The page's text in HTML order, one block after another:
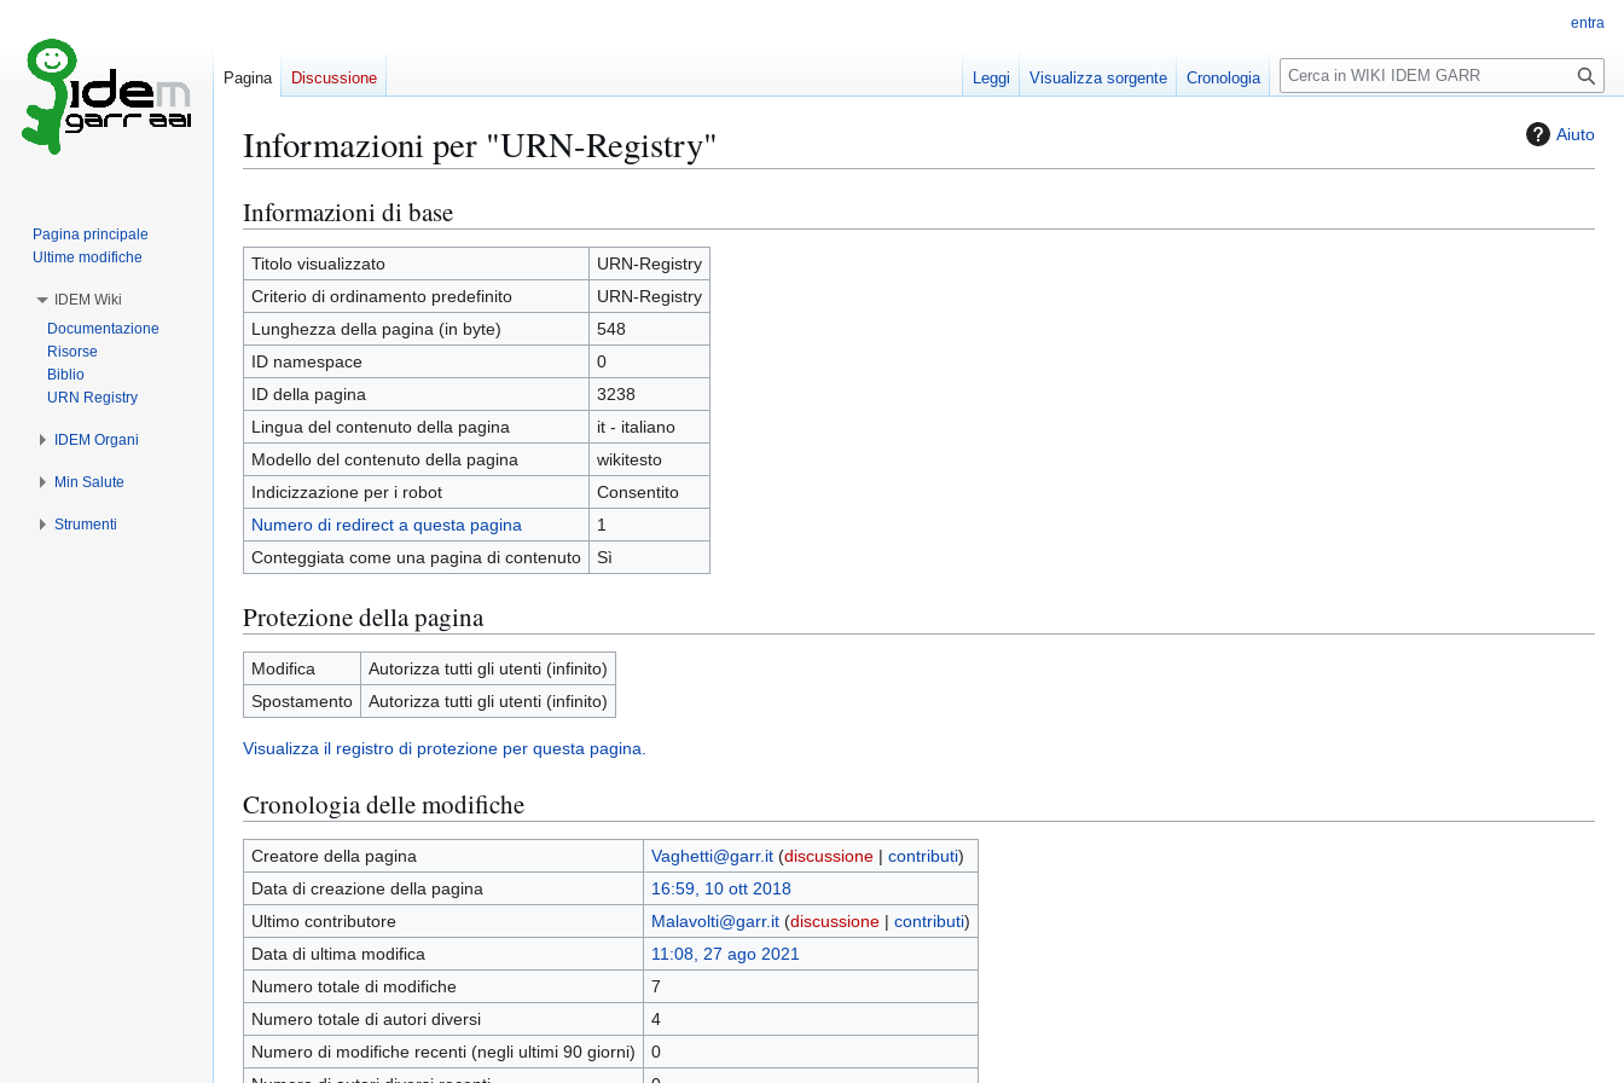
Aiuto
Informazioni per "URN-Registry"
Vai
alla
navigazione
Vai
alla
ricerca
Informazioni di base
Titolo visualizzato
URN-Registry
Criterio di ordinamento predefinito
URN-Registry
Lunghezza della pagina (in byte)
548
ID namespace
0
ID della pagina
3238
Lingua del contenuto della pagina
it - italiano
Modello del contenuto della pagina
wikitesto
Indicizzazione per i robot
Consentito
Numero di redirect a questa pagina
1
Conteggiata come una pagina di contenuto
Sì
Protezione della pagina
Modifica
Autorizza tutti gli utenti (infinito)
Spostamento
Autorizza tutti gli utenti (infinito)
Visualizza il registro di protezione per questa pagina.
Cronologia delle modifiche
Creatore della pagina Vaghetti@garr.it (discussione| contributi)
Data di creazione della pagina
16:59, 10 ott 2018
Ultimo contributore
Malavolti@garr.it (discussione| contributi)
Data di ultima modifica
11:08, 27 ago 2021
Numero totale di modifiche
7
Numero totale di autori diversi
4
Numero di modifiche recenti (negli ultimi 90 giorni)
0
entra
Pagina Discussione Leggi Visualizza sorgente Cronologia
R
i
r
a
Pagina principale
Ultime modifiche
IDEM Wiki
Documentazione
Risorse
Biblio
URN Registry
IDEM Organi
Min Salute
Strumenti